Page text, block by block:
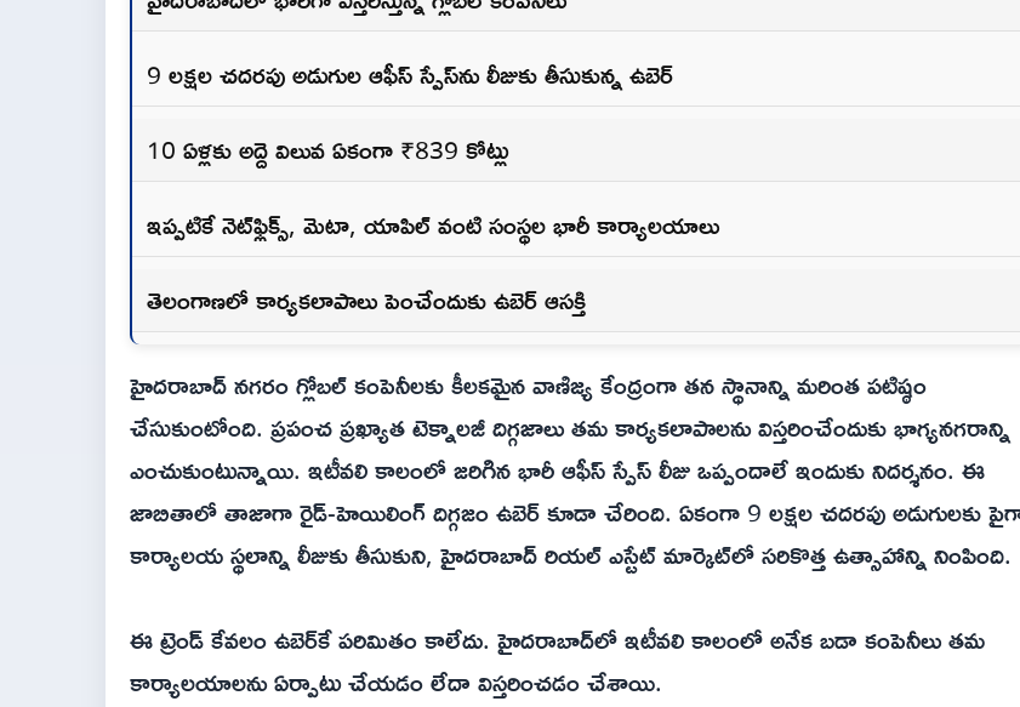
9 లక్షల చదరపు అడుగుల ఆఫీస్ స్పేస్‌ను లీజుకు తీసుకున్న ఉబెర్
10 ఏళ్లకు అద్దె విలువ ఏకంగా ₹839 కోట్లు
ఇప్పటికే నెట్‌ఫ్లిక్స్, మెటా, యాపిల్ వంటి సంస్థల భారీ కార్యాలయాలు
తెలంగాణలో కార్యకలాపాలు పెంచేందుకు ఉబెర్ ఆసక్తి
హైదరాబాద్ నగరం గ్లోబల్ కంపెనీలకు కీలకమైన వాణిజ్య కేంద్రంగా తన స్థానాన్ని మరింత పటిష్ఠం
చేసుకుంటోంది. ప్రపంచ ప్రఖ్యాత టెక్నాలజీ దిగ్గజాలు తమ కార్యకలాపాలను విస్తరించేందుకు భాగ్యనగరాన్ని
ఎంచుకుంటున్నాయి. ఇటీవలి కాలంలో జరిగిన భారీ ఆఫీస్ స్పేస్ లీజు ఒప్పందాలే ఇందుకు నిదర్శనం. ఈ
జాబితాలో తాజాగా రైడ్-హెయిలింగ్ దిగ్గజం ఉబెర్ కూడా చేరింది. ఏకంగా 9 లక్షల చదరపు అడుగులకు
కార్యాలయ స్థలాన్ని లీజుకు తీసుకుని, హైదరాబాద్ రియల్ ఎస్టేట్ మార్కెట్‌లో సరికొత్త ఉత్సాహాన్ని నింపింది.
ఈ ట్రెండ్ కేవలం ఉబెర్‌కే పరిమితం కాలేదు. హైదరాబాద్‌లో ఇటీవలి కాలంలో అనేక బడా కంపెనీలు తమ
కార్యాలయాలను ఏర్పాటు చేయడం లేదా విస్తరించడం చేశాయి.